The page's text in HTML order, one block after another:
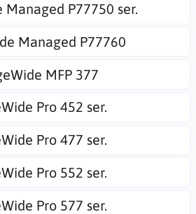
Managed P77750 ser.
Managed P77760
MFP 377
Pro 452 ser.
Pro 477 ser.
Pro 552 ser.
Pro 577 ser.